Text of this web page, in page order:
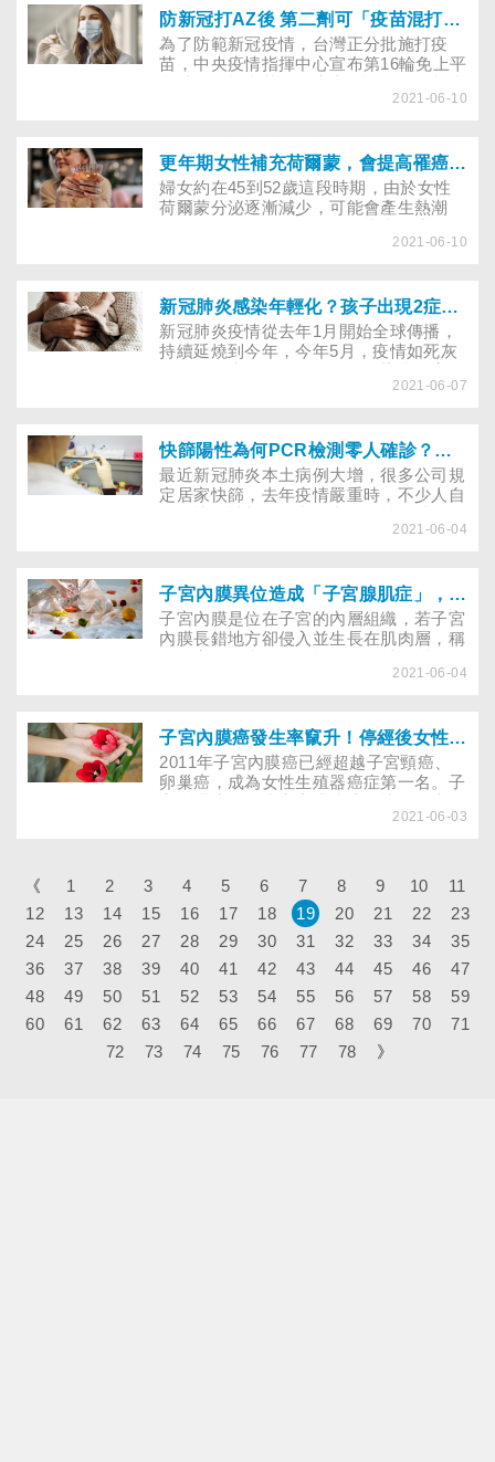
「擔心」佔最多，其次為「平靜」、焦慮
和緊張。
防新冠打AZ後 第二劑可「疫苗混打」BNT.莫德納嗎？
為了防範新冠疫情，台灣正分批施打疫
苗，中央疫情指揮中心宣布第16輪免上平
苗的疫苗品牌、施打順序及可否混打等，
新)
2021-06-10
更年期女性補充荷爾蒙，會提高罹癌風險嗎？
婦女約在45到52歲這段時期，由於女性
荷爾蒙分泌逐漸減少，可能會產生熱潮
心情低落等情形稱之為更年期。許多更年
問題，通常也是婦女的難言之隱！
2021-06-10
新冠肺炎感染年輕化？孩子出現2症狀又與染疫者活動史重疊應及早就醫
新冠肺炎疫情從去年1月開始全球傳播，
持續延燒到今年，今年5月，疫情如死灰
以中老年病人為主，但此波疫情擴及嬰幼
2021-06-07
快篩陽性為何PCR檢測零人確診？快篩可信賴嗎？與 PCR檢測有何不同？
最近新冠肺炎本土病例大增，很多公司規
定居家快篩，去年疫情嚴重時，不少人自
到底快篩有沒有用？與 PCR 檢測有何不
2021-06-04
子宮內膜異位造成「子宮腺肌症」，經血量多、經期長怎麼治療追蹤？
子宮內膜是位在子宮的內層組織，若子宮
內膜長錯地方卻侵入並生長在肌肉層，稱
是不孕的主因，究竟子宮腺肌症有哪些典
2021-06-04
子宮內膜癌發生率竄升！停經後女性異常出血該如何治療？
2011年子宮內膜癌已經超越子宮頸癌、
卵巢癌，成為女性生殖器癌症第一名。子
好發於50～60歲的女性，90%的病患以
宮內膜癌治療以手術為主，是否可以不用
開刀？女性該如何自我保護呢？
2021-06-03
《 1 2 3 4 5 6 7 8 9 10
11
12
13 14 15 16 17 18 19 20 21 22
23
24
25 26 27 28 29 30 31 32 33 34
35
36
37 38 39 40 41 42 43 44 45 46
47
48
49 50 51 52 53 54 55 56 57 58
59
60
61 62 63 64 65 66 67 68 69 70
71
72
73 74 75 76 77 78 》